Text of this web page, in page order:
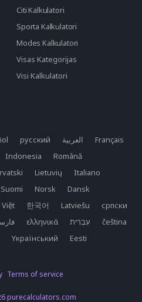
Citi Kalkulatori
Sporta Kalkulatori
Modes Kalkulatori
Visas Kategorijas
Visi Kalkulatori
русский العربية
Français
Indonesia
Română
Lietuvių
Italiano
Suomi Norsk
Dansk
한국어 Latviešu
српски
ελληνικά
čeština
Yкраїнський Eesti
Terms of service
purecalculators.com